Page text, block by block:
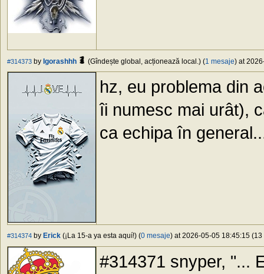
#314373 by Igorashhh (Gîndește global, acționează local.) (1 mesaje) at
hz, eu problema din
îi numesc mai urât),
ca echipa în
#314374 by Erick (¡La 15-a ya esta aquí!) (0 mesaje) at 2026-05-05 18:45:15
#314371 snyper, "...